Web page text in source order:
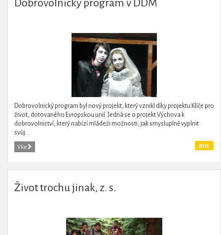
Dobrovolnický program v DDM
Dobrovolnický program byl nový projekt, který vznikl díky projektu Klíče pro
život, dotovaného Evropskou unií. Jedná se o projekt Výchova k
dobrovolnictví, který nabízí mládeži možnosti, jak smysluplně vyplnit
svůj...
Více 2015
Život trochu jinak, z. s.